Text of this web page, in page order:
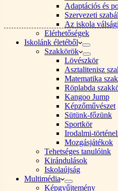
Adaptációs és
Szervezeti
Az iskola
Elérhetőségek
Iskolánk életéből
Szakkörök
Lövészkör
Asztalitenisz
Matematika
Röplabda
Kangoo Jump
Képzőművészet
Sütünk-főzünk
Sportkör
Irodalmi-
Mozgásjátékok
Tehetséges tanulóink
Kirándulások
Iskolaújság
Multimédia
Képgyűjtemény